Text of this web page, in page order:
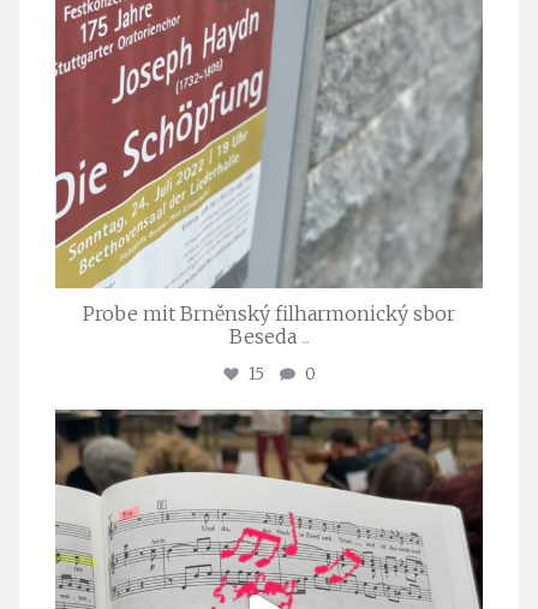
Probe mit Brněnský filharmonický sbor
Beseda ...
15 0
stuttgarter_oratorienchor
Juli 23